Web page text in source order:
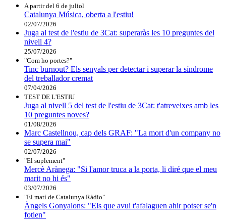
A partir del 6 de juliol
Catalunya Música, oberta a l'estiu!
02/07/2026
Juga al test de l'estiu de 3Cat: superaràs les 10 preguntes del
nivell 4?
25/07/2026
"Com ho portes?"
Tinc burnout? Els senyals per detectar i superar la síndrome
del treballador cremat
07/04/2026
TEST DE L'ESTIU
Juga al nivell 5 del test de l'estiu de 3Cat: t'atreveixes amb les
10 preguntes noves?
01/08/2026
Marc Castellnou, cap dels GRAF: "La mort d'un company no
se supera mai"
02/07/2026
"El suplement"
Mercè Arànega: "Si l'amor truca a la porta, li diré que el meu
marit no hi és"
03/07/2026
"El matí de Catalunya Ràdio"
Àngels Gonyalons: "Els que avui t'afalaguen ahir potser se'n
fotien"